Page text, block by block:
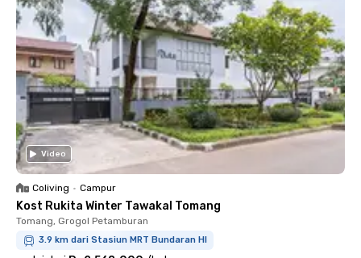
Video
Coliving • Campur
Kost Rukita Winter Tawakal Tomang
Tomang, Grogol Petamburan
3.9 km dari Stasiun MRT Bundaran HI